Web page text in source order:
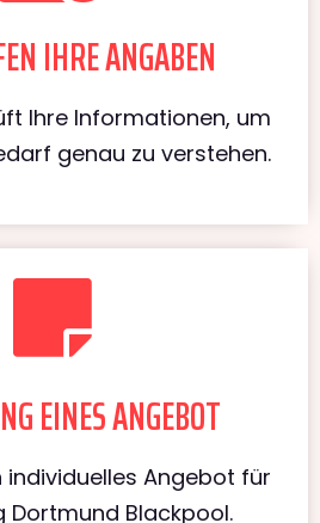
IHRE ANGABEN
Ihre Informationen, um
genau zu verstehen.
EINES ANGEBOT
individuelles Angebot für
Dortmund Blackpool.